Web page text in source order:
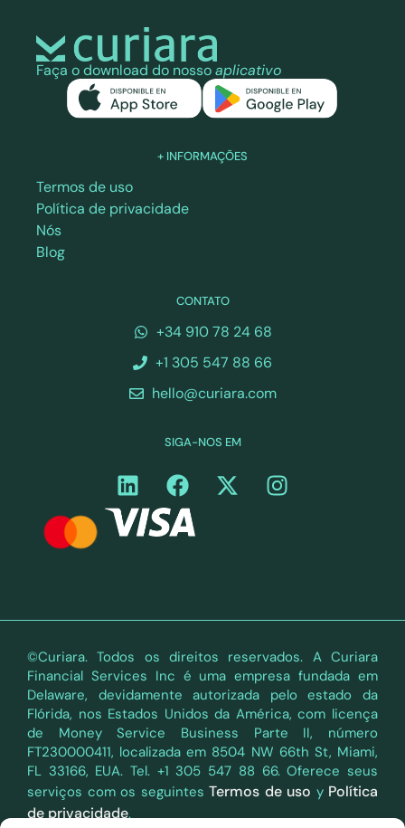
Faça o download do nossoaplicativo
+ INFORMAÇÕES
Termos de uso
Política de privacidade
Nós
Blog
CONTATO
+34 910 78 24 68
+1 305 547 88 66
hello@curiara.com
SIGA-NOS EM
©Curiara. Todos os direitos reservados. A Curiara
Financial Services Inc é uma empresa fundada em
Delaware, devidamente autorizada pelo estado da
Flórida, nos Estados Unidos da América, com licença
de Money Service Business Parte II, número
FT230000411, localizada em 8504 NW 66th St, Miami,
FL 33166, EUA. Tel. +1 305 547 88 66. Oferece seus
serviços com os seguintes Termos de uso y Política
de privacidade.